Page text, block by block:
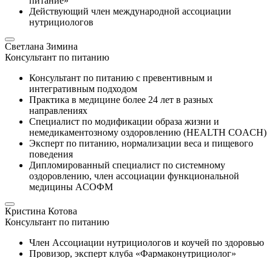
Действующий член международной ассоциации
нутрициологов
Светлана Зимина
Консультант по питанию
Консультант по питанию с превентивным и
интегративным подходом
Практика в медицине более 24 лет в разных
направлениях
Специалист по модификации образа жизни и
немедикаментозному оздоровлению (HEALTH CОACH)
Эксперт по питанию, нормализации веса и пищевого
поведения
Дипломированный специалист по системному
оздоровлению, член ассоциации функциональной
медицины ACОФМ
Кристина Котова
Консультант по питанию
Член Ассоциации нутрициологов и коучей по здоровью
Провизор, эксперт клуба «Фармаконутрициолог»